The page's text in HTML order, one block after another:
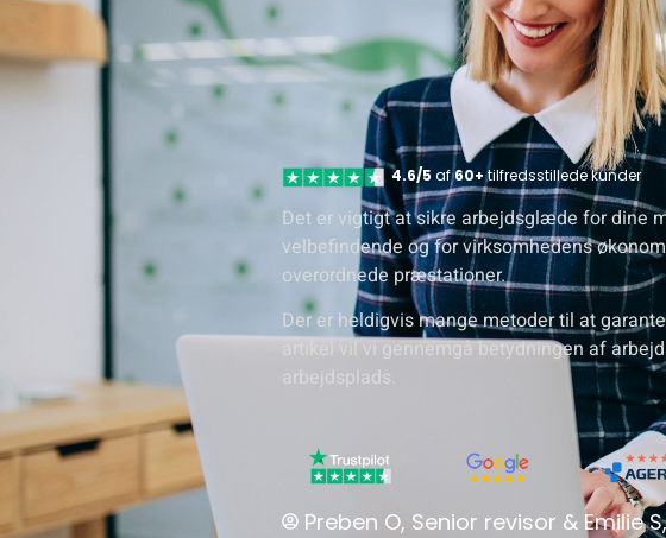
4.6/5 af60+tilfredsstillede kunder
Det er vigtigt at sikre arbejdsglæde for dine
velbefindende og for virksomhedens
overordnede præstationer.
Der er heldigvis mange metoder til at
artikel vil vi gennemgå betydningen af
arbejdsplads.
Preben O, Senior revisor & Emilie